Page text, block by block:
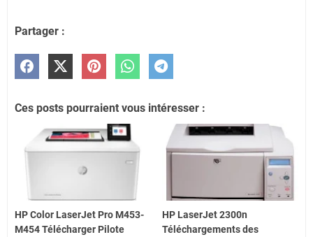
Partager :
Ces posts pourraient vous intéresser :
HP Color LaserJet Pro M453-
M454 Télécharger Pilote
HP LaserJet 2300n
Téléchargements des